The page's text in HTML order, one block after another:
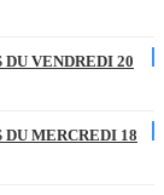
VENDREDI 20
MERCREDI 18